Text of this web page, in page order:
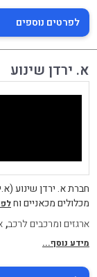
לפרטים נוספים
א. ירדן שינוע
חברת א. ירדן שינוע
מכלולים מכאניים וח
ארגזים ומרכבים לרכב,
מידע נוסף...